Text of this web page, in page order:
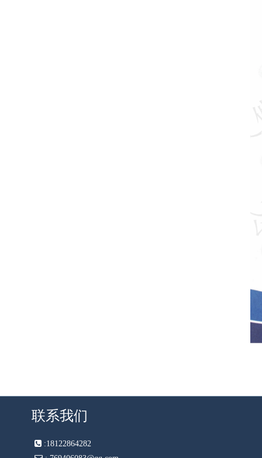
联系我们
:18122864282